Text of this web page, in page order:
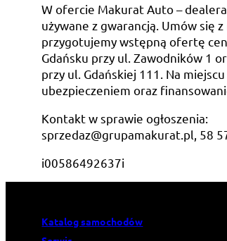
W ofercie Makurat Auto –
używane z gwarancją. Umów się
przygotujemy wstępną ofertę
Gdańsku przy ul. Zawodników 1
przy ul. Gdańskiej 111. Na
ubezpieczeniem oraz
Kontakt w sprawie ogłoszenia:
sprzedaz@grupamakurat.pl, 58
i00586492637i
Katalog samochodów